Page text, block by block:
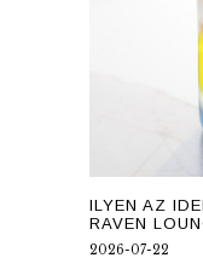
ILYEN AZ
RAVEN
2026-07-22